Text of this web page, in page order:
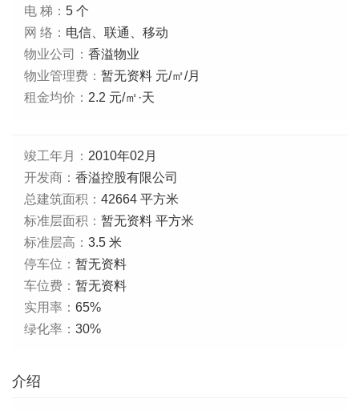
电 梯： 5 个
网 络： 电信、联通、移动
物业公司： 香溢物业
物业管理费： 暂无资料 元/㎡/月
租金均价： 2.2 元/㎡·天
竣工年月： 2010年02月
开发商： 香溢控股有限公司
总建筑面积： 42664 平方米
标准层面积： 暂无资料 平方米
标准层高： 3.5 米
停车位： 暂无资料
车位费： 暂无资料
实用率： 65%
绿化率： 30%
介绍